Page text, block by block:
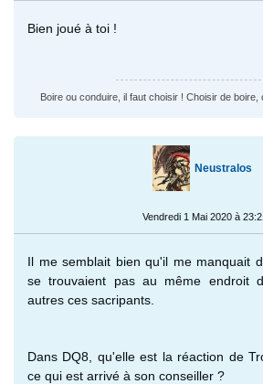
Bien joué à toi !
Boire ou conduire, il faut choisir ! Choisir de boire,
Neustralos
Vendredi 1 Mai 2020 à
Il me semblait bien qu'il me manquait
se trouvaient pas au même endroit
autres ces sacripants.
Dans DQ8, qu'elle est la réaction de
ce qui est arrivé à son conseiller ?